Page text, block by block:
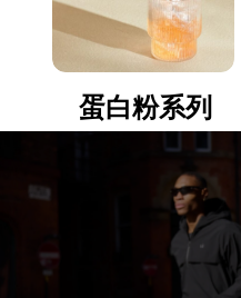
蛋白粉系列